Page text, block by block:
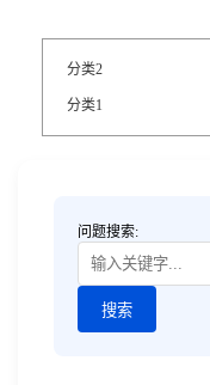
分类2
分类1
问题搜索: